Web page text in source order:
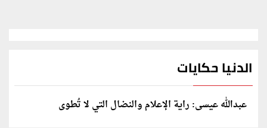
الدنيا حكايات
عبدالله عيسى: راية الإعلام والنضال التي لا تُطوى